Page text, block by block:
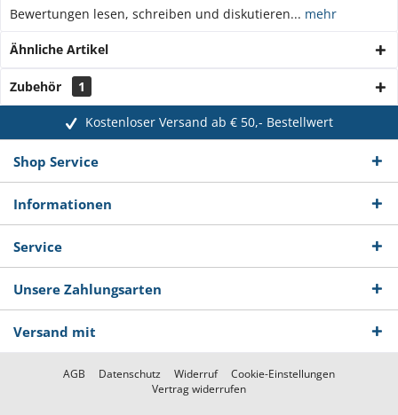
Bewertungen lesen, schreiben und diskutieren... mehr
Ähnliche Artikel
Zubehör 1
Kostenloser Versand ab € 50,- Bestellwert
Shop Service
Informationen
Service
Unsere Zahlungsarten
Versand mit
AGB Datenschutz Widerruf
Cookie-Einstellungen
Vertrag widerrufen